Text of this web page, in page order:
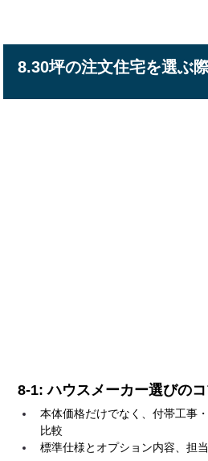
8.30坪の注文住宅を選ぶ
8-1: ハウスメーカー選びの
本体価格だけでなく、付帯工事
比較
標準仕様とオプション内容、担